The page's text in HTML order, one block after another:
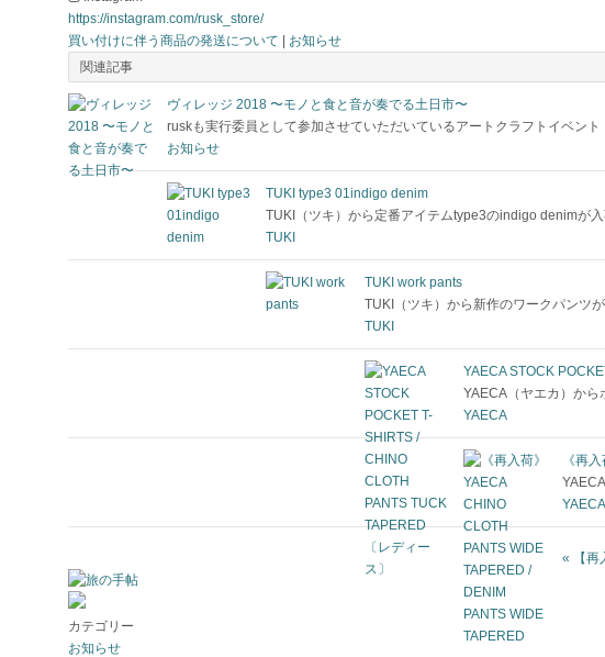
https://instagram.com/rusk_store/
買い付けに伴う商品の発送について
お知らせ
関連記事
ヴィレッジ 2018 〜モノと食と音が奏でる土日市〜
ruskも実行委員として参加させていただいているアートクラフトイベン
お知らせ
TUKI type3 01indigo denim
TUKI（ツキ）から定番アイテムtype3のindigo denimが
TUKI
TUKI work pants
TUKI（ツキ）から新作のワークパンツ
TUKI
YAECA STOCK
YAECA（ヤエカ）から
YAECA
《再
YAECA
« 【
カテゴリー
お知らせ